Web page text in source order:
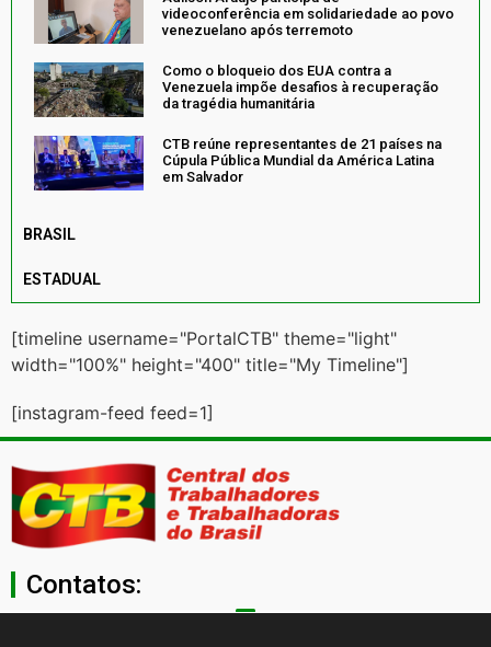
videoconferência em solidariedade ao povo
venezuelano após terremoto
Como o bloqueio dos EUA contra a
Venezuela impõe desafios à recuperação
da tragédia humanitária
CTB reúne representantes de 21 países na
Cúpula Pública Mundial da América Latina
em Salvador
BRASIL
ESTADUAL
[timeline username="PortalCTB" theme="light"
width="100%" height="400" title="My Timeline"]
[instagram-feed feed=1]
Contatos: